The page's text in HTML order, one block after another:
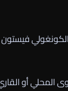
فيستون
المحلي أو